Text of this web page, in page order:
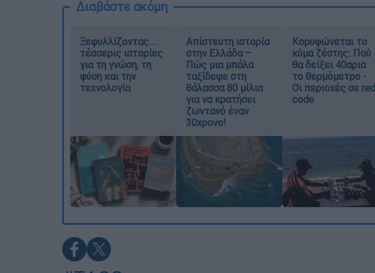
Διαβάστε ακόμη
Ξεφυλλίζοντας...
τέσσερις ιστορίες
για τη γνώση, τη
φύση και την
τεχνολογία
Απίστευτη ιστορία
στην Ελλάδα –
Πώς μια μπάλα
ταξίδεψε στη
θάλασσα 80 μίλια
για να κρατήσει
ζωντανό έναν
30χρονο!
Κορυφώνεται το
κύμα ζέστης: Πού
θα δείξει 40αρια
το θερμόμετρο -
Οι περιοχές σε red
code